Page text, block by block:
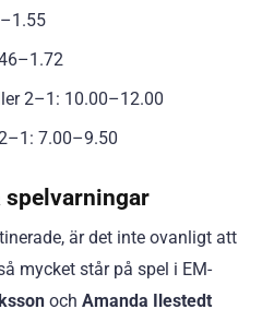
2–1: 10.00–12.00
7.00–9.50
spelvarningar
är det inte ovanligt att
mycket står på spel i EM-
och Amanda Ilestedt